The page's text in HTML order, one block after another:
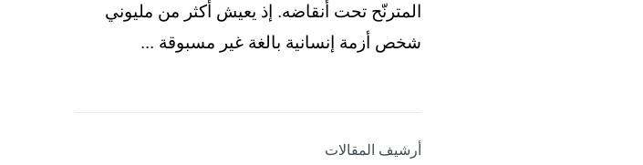
المترنّح تحت أنقاضه. إذ يعيش أكثر من مليوني
شخص أزمة إنسانية بالغة غير مسبوقة ...
أرشيف المقالات